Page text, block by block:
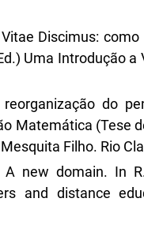
Discimus:
Uma Introdução a
do
Matemática (Tese
Filho. Rio
A new domain. In
and distance